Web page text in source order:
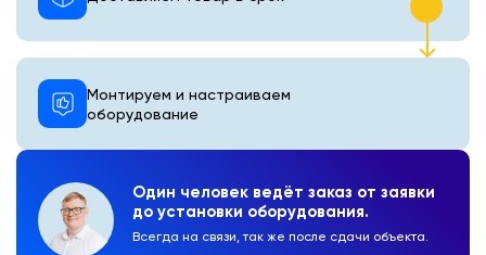
Один человек ведёт заказ от заявки
до установки оборудования.
Всегда на связи, так же после сдачи объекта.
Монтируем и настраиваем
оборудование